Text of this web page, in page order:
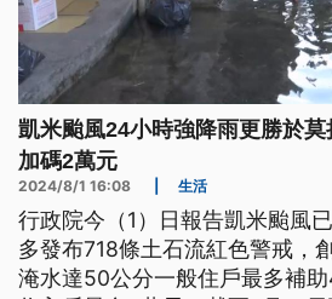
凱米颱風24小時強降雨更勝於
加碼2萬元
2024/8/1 16:08 生活
行政院今（1）日報告凱米颱風
多發布718條土石流紅色警戒，
淹水達50公分一般住戶最多補